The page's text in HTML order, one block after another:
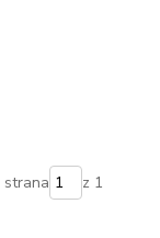
strana z 1